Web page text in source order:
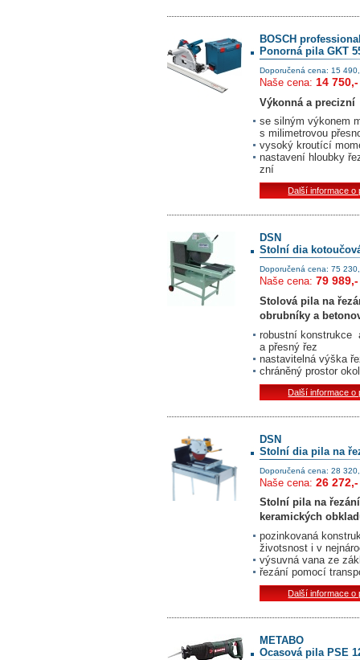
BOSCH
Ponorná pila GKT
Doporučená cena: 15
Naše cena: 14
Výkonná a
se silným výkonem
s milimetrovou
vysoký kroutící
nastavení hloubky
zní
Další informace o
DSN
Stolní dia
Doporučená cena: 75
Naše cena: 79
Stolová pila na
obrubníky a
robustní konstrukce
a přesný řez
nastavitelná výška
chráněný prostor
Další informace o
DSN
Stolní dia pila na
Doporučená cena: 28
Naše cena: 26
Stolní pila na
keramických
pozinkovaná
životsnost i v
výsuvná vana ze
řezání pomocí
Další informace o
METABO
Ocasová pila PSE